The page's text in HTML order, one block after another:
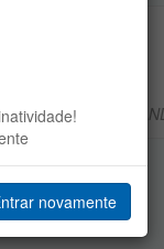
novamente
UM SIG
SIG